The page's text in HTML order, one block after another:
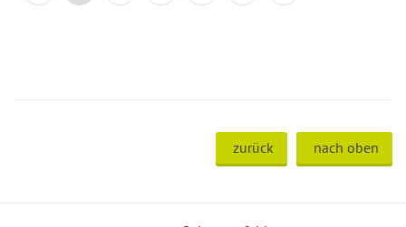
zurück nach oben